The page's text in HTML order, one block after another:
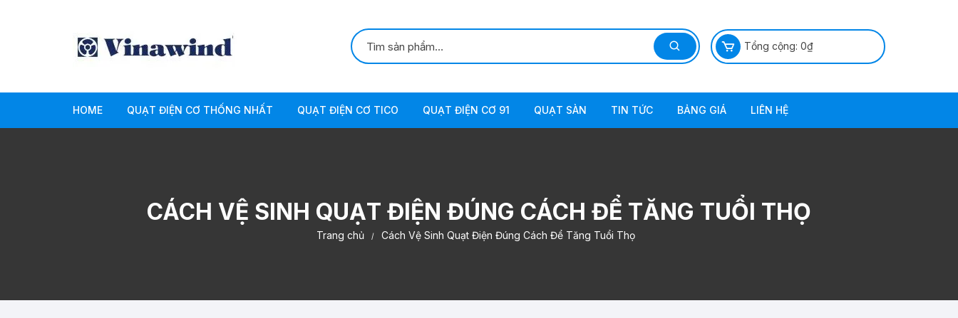
Tổng cộng: 0₫
HOME QUẠT ĐIỆN CƠ THỐNG NHẤT
QUẠT TREO TƯỜNG
QUẠT ĐIỆN CƠ TICO
QUẠT CÔNG NGHIỆP
QUẠT ĐIỆN CƠ 91
QUẠT SÀN
QUẠT SÀN TIN TỨC BẢNG GIÁ LIÊN HỆ
CÁCH VỆ SINH QUẠT ĐIỆN ĐÚNG CÁCH ĐỂ TĂNG TUỔI THỌ
Trang chủ Cách Vệ Sinh Quạt Điện Đúng Cách Để Tăng Tuổi Thọ